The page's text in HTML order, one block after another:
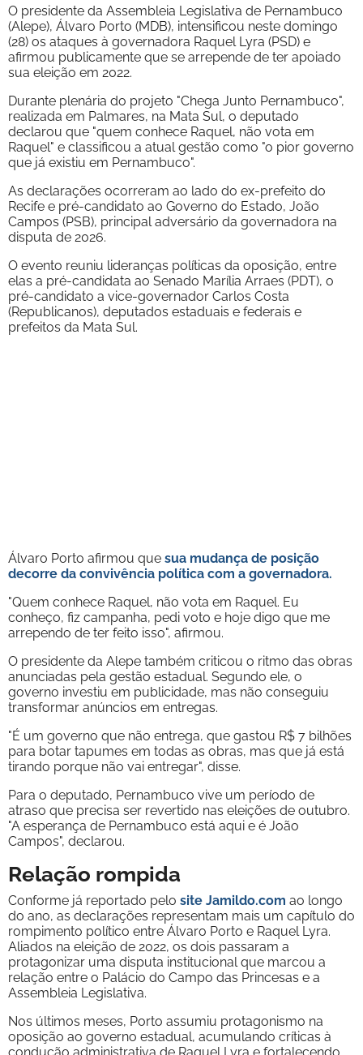
O presidente da Assembleia Legislativa de Pernambuco
(Alepe), Álvaro Porto (MDB), intensificou neste domingo
(28) os ataques à governadora Raquel Lyra (PSD) e
afirmou publicamente que se arrepende de ter apoiado
sua eleição em 2022.
Durante plenária do projeto "Chega Junto Pernambuco",
realizada em Palmares, na Mata Sul, o deputado
declarou que "quem conhece Raquel, não vota em
Raquel" e classificou a atual gestão como "o pior governo
que já existiu em Pernambuco".
As declarações ocorreram ao lado do ex-prefeito do
Recife e pré-candidato ao Governo do Estado, João
Campos (PSB), principal adversário da governadora na
disputa de 2026.
O evento reuniu lideranças políticas da oposição, entre
elas a pré-candidata ao Senado Marília Arraes (PDT), o
pré-candidato a vice-governador Carlos Costa
(Republicanos), deputados estaduais e federais e
prefeitos da Mata Sul.
Álvaro Porto afirmou que sua mudança de posição
decorre da convivência política com a governadora.
"Quem conhece Raquel, não vota em Raquel. Eu
conheço, fiz campanha, pedi voto e hoje digo que me
arrependo de ter feito isso", afirmou.
O presidente da Alepe também criticou o ritmo das obras
anunciadas pela gestão estadual. Segundo ele, o
governo investiu em publicidade, mas não conseguiu
transformar anúncios em entregas.
"É um governo que não entrega, que gastou R$ 7 bilhões
para botar tapumes em todas as obras, mas que já está
tirando porque não vai entregar", disse.
Para o deputado, Pernambuco vive um período de
atraso que precisa ser revertido nas eleições de outubro.
"A esperança de Pernambuco está aqui e é João
Campos", declarou.
Relação rompida
Conforme já reportado pelo site Jamildo.com ao longo
do ano, as declarações representam mais um capítulo do
rompimento político entre Álvaro Porto e Raquel Lyra.
Aliados na eleição de 2022, os dois passaram a
protagonizar uma disputa institucional que marcou a
relação entre o Palácio do Campo das Princesas e a
Assembleia Legislativa.
Nos últimos meses, Porto assumiu protagonismo na
oposição ao governo estadual, acumulando críticas à